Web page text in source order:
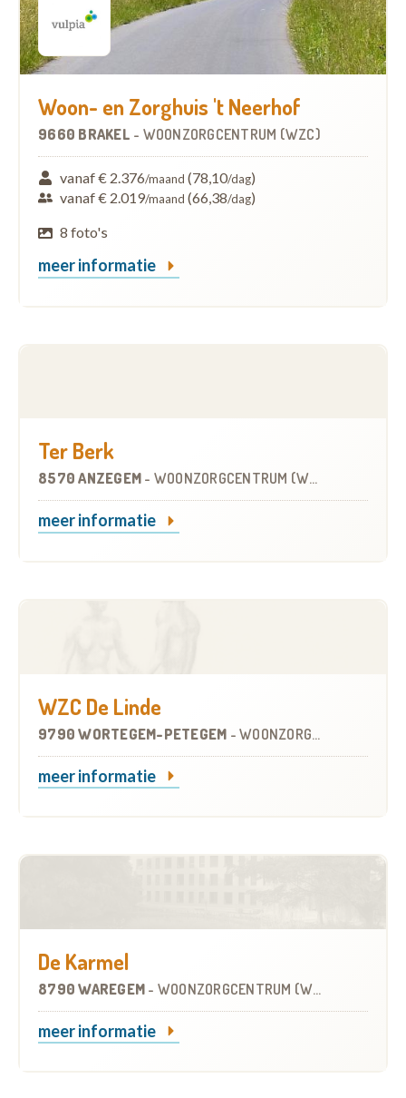
Woon- en Zorghuis 't Neerhof
9660 BRAKEL - WOONZORGCENTRUM (WZC)
vanaf € 2.376/maand (78,10/dag)
vanaf € 2.019/maand (66,38/dag)
8 foto's
meer informatie
Ter Berk
8570 ANZEGEM - WOONZORGCENTRUM (WZC)
meer informatie
WZC De Linde
9790 WORTEGEM-PETEGEM - WOONZORGCENTRUM (WZC)
meer informatie
De Karmel
8790 WAREGEM - WOONZORGCENTRUM (WZC)
meer informatie